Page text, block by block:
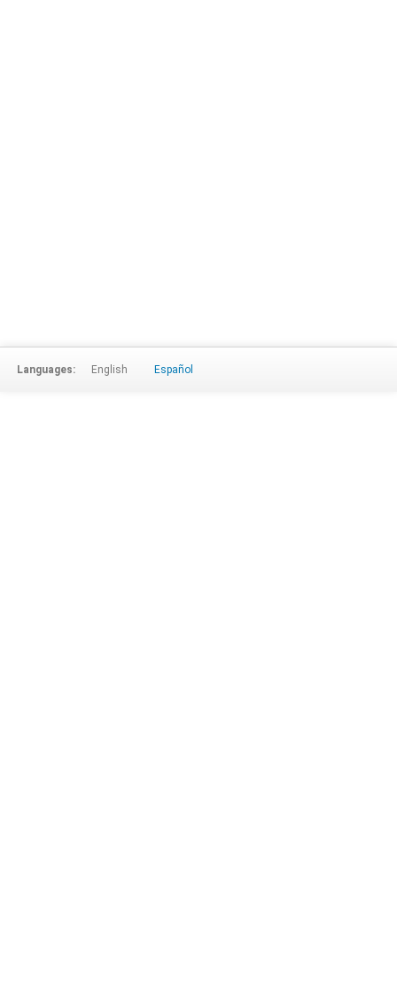
Languages: English Español